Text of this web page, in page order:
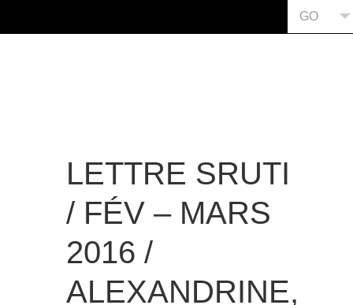
GO
LETTRE SRUTI
/ FÉV – MARS
2016 /
ALEXANDRINE,